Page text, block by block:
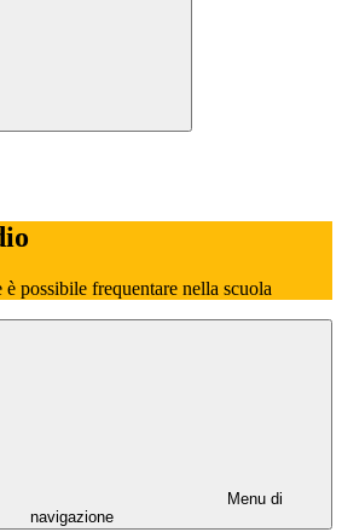
possibile frequentare nella scuola
Menu di
navigazione